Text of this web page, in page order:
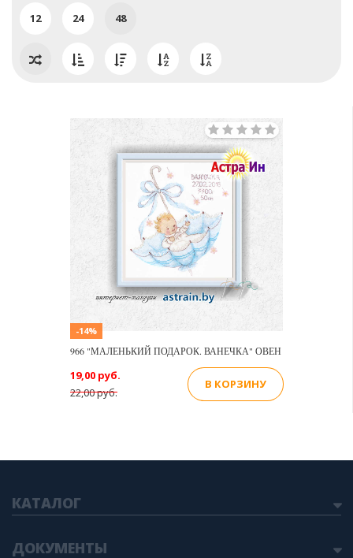
12 24 48
-14%
966 "МАЛЕНЬКИЙ ПОДАРОК. ВАНЕЧКА" ОВЕН
22,00 руб.
19,00 руб.
В КОРЗИНУ
КАТАЛОГ
ДОКУМЕНТЫ